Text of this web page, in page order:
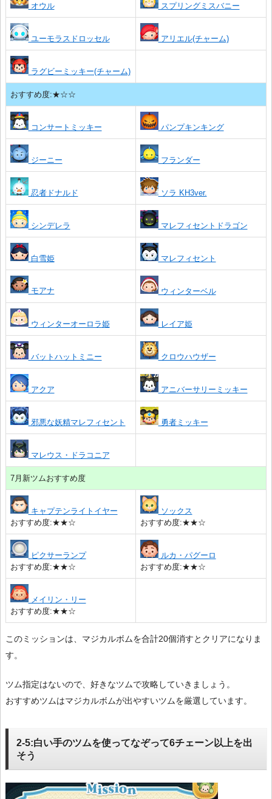
オウル スプリングミスバニー
ユーモラスドロッセル アリエル(チャーム)
ラグビーミッキー(チャーム)
おすすめ度:★☆☆
コンサートミッキー パンプキンキング
ジーニー フランダー
忍者ドナルド ソラ KH3ver.
シンデレラ マレフィセントドラゴン
白雪姫 マレフィセント
モアナ ウィンターベル
ウィンターオーロラ姫 レイア姫
バットハットミニー クロウハウザー
アクア アニバーサリーミッキー
邪悪な妖精マレフィセント 勇者ミッキー
マレウス・ドラコニア
7月新ツムおすすめ度
キャプテンライトイヤー
おすすめ度:★★☆
ソックス
おすすめ度:★★☆
ピクサーランプ
おすすめ度:★★☆
ルカ・パグーロ
おすすめ度:★★☆
メイリン・リー
おすすめ度:★★☆
このミッションは、マジカルボムを合計20個消すとクリアになりま
す。
ツム指定はないので、好きなツムで攻略していきましょう。
おすすめツムはマジカルボムが出やすいツムを厳選しています。
2-5:白い手のツムを使ってなぞって6チェーン以上を出
そう